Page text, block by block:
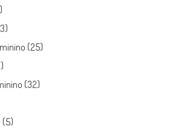
(25)
(32)
(5)